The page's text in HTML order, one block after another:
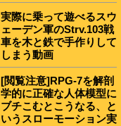
実際に乗って遊べるスウ
ェーデン軍のStrv.103戦
車を木と鉄で手作りして
しまう動画
[閲覧注意]RPG-7を解剖
学的に正確な人体模型に
ブチこむとこうなる、と
いうスローモーション実